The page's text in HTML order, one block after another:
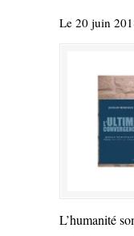
Le 20 juin
L’humanité